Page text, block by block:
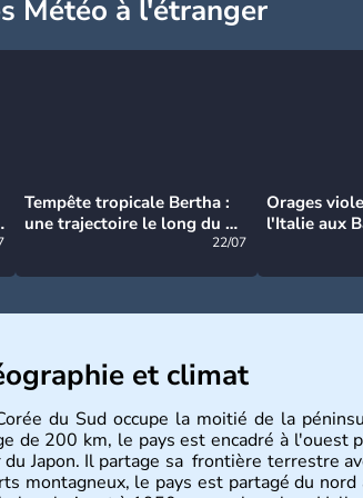
Météo à l'étranger
Tempête tropicale Bertha :
une trajectoire le long du du
22/07
Orages
l'Italie aux
et climat
du Sud occupe la moitié de la
de 200 km, le pays est encadré à l'ouest
du Japon. Il partage sa frontière terrestre
montagneux, le pays est partagé du